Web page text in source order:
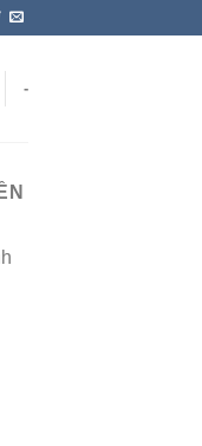
-